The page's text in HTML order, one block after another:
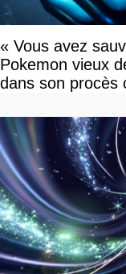
« Vous avez
Pokemon vieux
dans son procès